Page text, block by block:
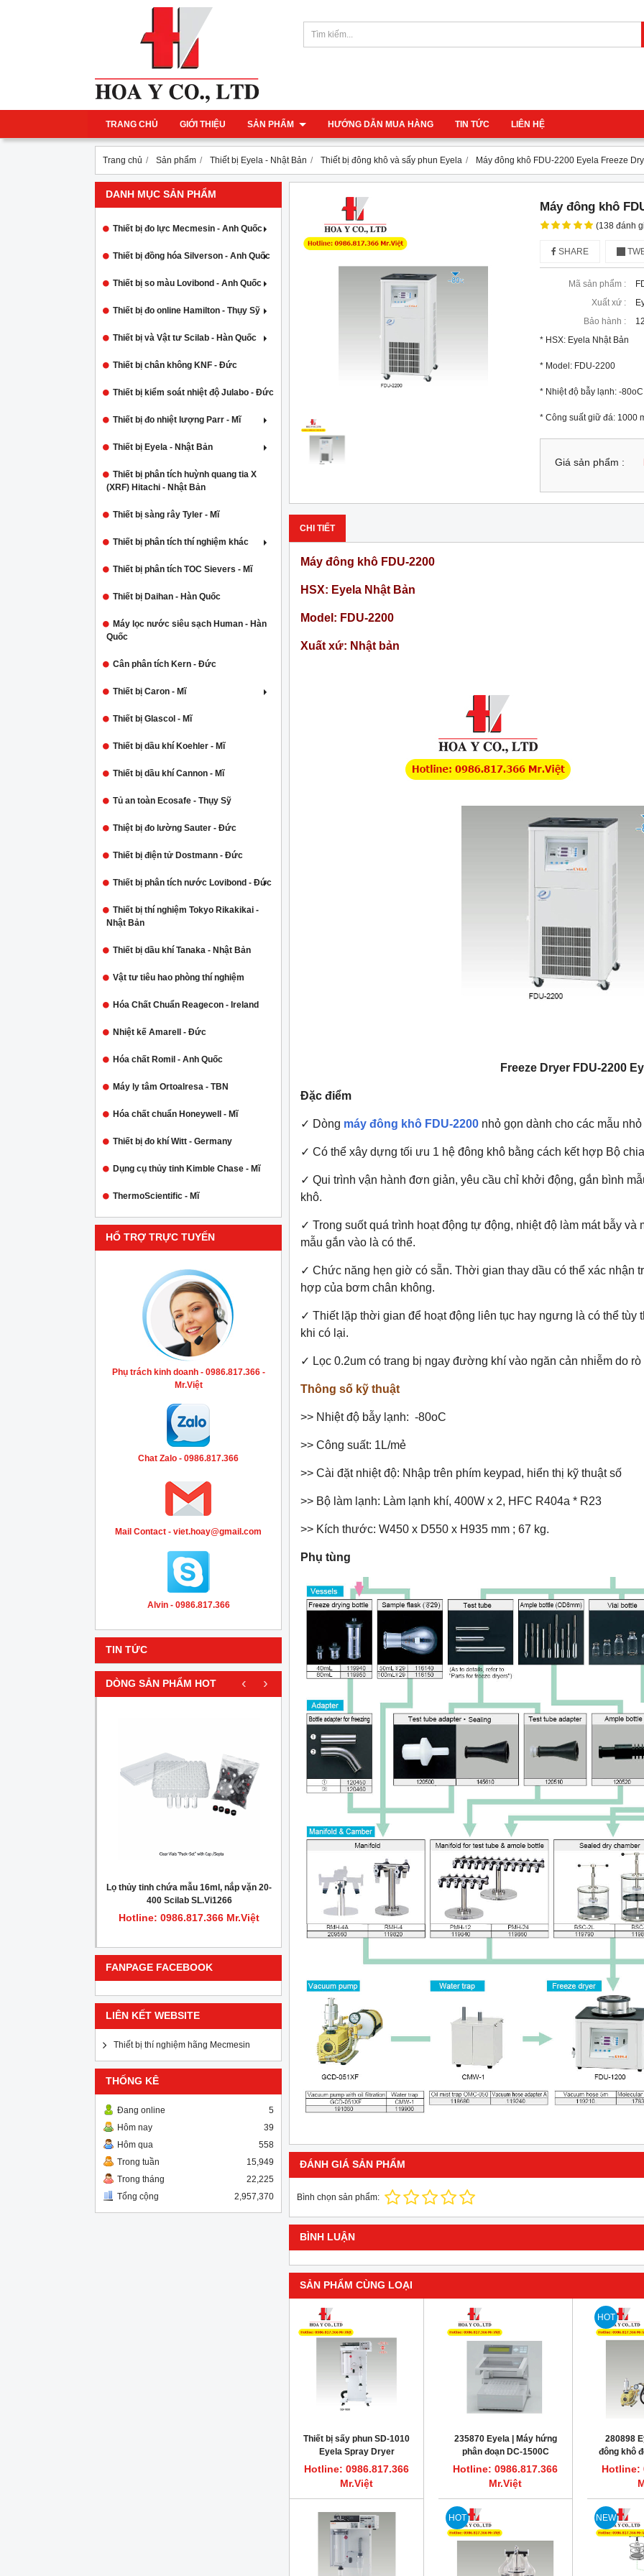
TRANG CHỦ GIỚI THIỆU SẢN PHẨM HƯỚNG DẪN MUA HÀNG TIN TỨC LIÊN HỆ
Trang chủ Sản phẩm Thiết bị Eyela - Nhật Bản Thiết bị đông khô và sấy phun Eyela Máy đông khô FDU-2200 Eyela Freeze
DANH MỤC SẢN PHẨM
Thiết bị đo lực Mecmesin - Anh Quốc
Thiết bị đồng hóa Silverson - Anh Quốc
Thiết bị so màu Lovibond - Anh Quốc
Thiết bị đo online Hamilton - Thụy Sỹ
Thiết bị và Vật tư Scilab - Hàn Quốc
Thiết bị chân không KNF - Đức
Thiết bị kiểm soát nhiệt độ Julabo - Đức
Thiết bị đo nhiệt lượng Parr - Mĩ
Thiết bị Eyela - Nhật Bản
Thiết bị phân tích huỳnh quang tia X
(XRF) Hitachi - Nhật Bản
Thiết bị sàng rây Tyler - Mĩ
Thiết bị phân tích thí nghiệm khác
Thiết bị phân tích TOC Sievers - Mĩ
Thiết bị Daihan - Hàn Quốc
Máy lọc nước siêu sạch Human - Hàn
Quốc
Cân phân tích Kern - Đức
Thiết bị Caron - Mĩ
Thiết bị Glascol - Mĩ
Thiết bị dầu khí Koehler - Mĩ
Thiết bị dầu khí Cannon - Mĩ
Tủ an toàn Ecosafe - Thụy Sỹ
Thiệt bị đo lường Sauter - Đức
Thiết bị điện tử Dostmann - Đức
Thiết bị phân tích nước Lovibond - Đức
Thiết bị thí nghiệm Tokyo Rikakikai -
Nhật Bản
Thiết bị dầu khí Tanaka - Nhật Bản
Vật tư tiêu hao phòng thí nghiệm
Hóa Chất Chuẩn Reagecon - Ireland
Nhiệt kế Amarell - Đức
Hóa chất Romil - Anh Quốc
Máy ly tâm Ortoalresa - TBN
Hóa chất chuẩn Honeywell - Mĩ
Thiết bị đo khí Witt - Germany
Dụng cụ thủy tinh Kimble Chase - Mĩ
ThermoScientific - Mĩ
HỔ TRỢ TRỰC TUYẾN
Phụ trách kinh doanh - 0986.817.366 -
Mr.Việt
Chat Zalo - 0986.817.366
Mail Contact - viet.hoay@gmail.com
Alvin - 0986.817.366
TIN TỨC
DÒNG SẢN PHẨM HOT
Lọ thủy tinh chứa mẫu 16ml, nắp vặn 20-
400 Scilab SL.Vi1266
Hotline: 0986.817.366 Mr.Việt
HOT
Máy cất nước một lần 7.5L/giờ CWS-8
DAIHAN DH.WatS8002
Hotline: 0986.817.366 Mr.Việt
HOT
Máy cất nước một lần 3.5L/giờ CWS-4
DAIHAN DH.WatS8001
Hotline: 0986.817.366 Mr.Việt
‹ ›
FANPAGE FACEBOOK
LIÊN KẾT WEBSITE
Thiết bị thí nghiệm hãng Mecmesin
THỐNG KÊ
Đang online
5
Hôm nay
39
Hôm qua
558
Trong tuần
15,949
Trong tháng
22,225
Tổng cộng
2,957,370
Máy đông khô
(138 đánh
SHARE
Mã sản phẩm :
Xuất xứ :
Bảo hành :
* HSX: Eyela Nhật Bản
* Model: FDU-2200
* Nhiệt độ bẫy lạnh: -80oC
* Công suất giữ đá: 1000
Giá sản phẩm :
CHI TIẾT
Máy đông khô FDU-2200
HSX: Eyela Nhật Bản
Model: FDU-2200
Xuất xứ: Nhật bản
Freeze Dryer FDU-2200
Đặc điểm
✓ Dòng máy đông khô FDU-2200 nhỏ gọn dành cho các mẫu
✓ Có thể xây dựng tối ưu 1 hệ đông khô bằng cách kết hợp Bộ
✓ Qui trình vận hành đơn giản, yêu cầu chỉ khởi động, gắn bình
khô.
✓ Trong suốt quá trình hoạt động tự động, nhiệt độ làm mát bẫy
mẫu gắn vào là có thể.
✓ Chức năng hẹn giờ có sẵn. Thời gian thay dầu có thể xác nhận
hợp của bơm chân không.
✓ Thiết lặp thời gian để hoạt động liên tục hay ngưng là có thể tùy
khi có lại.
✓ Lọc 0.2um có trang bị ngay đường khí vào ngăn cản nhiễm do rò
Thông số kỹ thuật
>> Nhiệt độ bẫy lạnh: -80oC
>> Công suất: 1L/mẻ
>> Cài đặt nhiệt độ: Nhập trên phím keypad, hiển thị kỹ thuật số
>> Bộ làm lạnh: Làm lạnh khí, 400W x 2, HFC R404a * R23
>> Kích thước: W450 x D550 x H935 mm ; 67 kg.
Phụ tùng
ĐÁNH GIÁ SẢN PHẨM
Bình chọn sản phẩm:
BÌNH LUẬN
SẢN PHẨM CÙNG LOẠI
Thiết bị sấy phun SD-1010
Eyela Spray Dryer
Hotline: 0986.817.366
Mr.Việt
235870 Eyela | Máy hứng
phân đoạn DC-1500C
Hotline: 0986.817.366
Mr.Việt
HOT
280898
đông khô
Hotline:
HOT NEW